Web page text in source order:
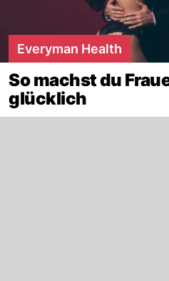
Everyman Health
So machst du
glücklich